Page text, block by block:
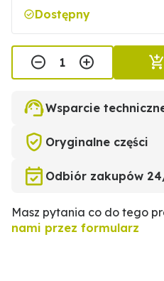
Dostępny
Wsparcie
Oryginalne części
Odbiór zakupów
Masz pytania co do tego
nami przez formularz